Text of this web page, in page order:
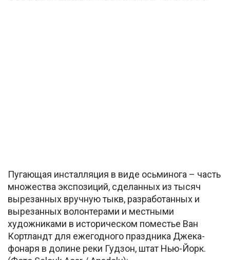
Пугающая инсталляция в виде осьминога – часть
множества экспозиций, сделанных из тысяч
вырезанных вручную тыкв, разработанных и
вырезанных волонтерами и местными
художниками в историческом поместье Ван
Кортландт для ежегодного праздника Джека-
фонаря в долине реки Гудзон, штат Нью-Йорк.